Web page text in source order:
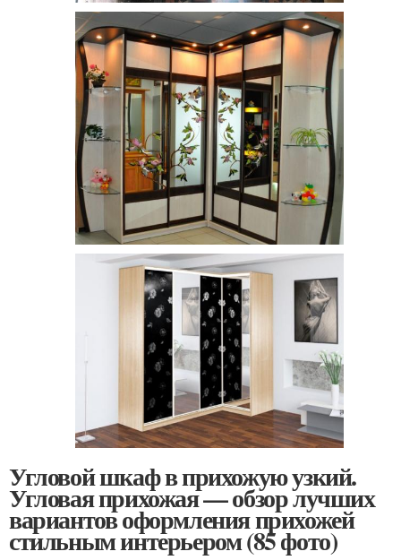
Угловой шкаф в прихожую узкий.
Угловая прихожая — обзор лучших
вариантов оформления прихожей
стильным интерьером (85 фото)